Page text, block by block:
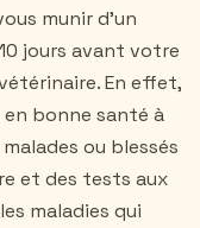
munir d'un
jours avant votre
En effet,
bonne santé à
ou blessés
et des tests aux
maladies qui